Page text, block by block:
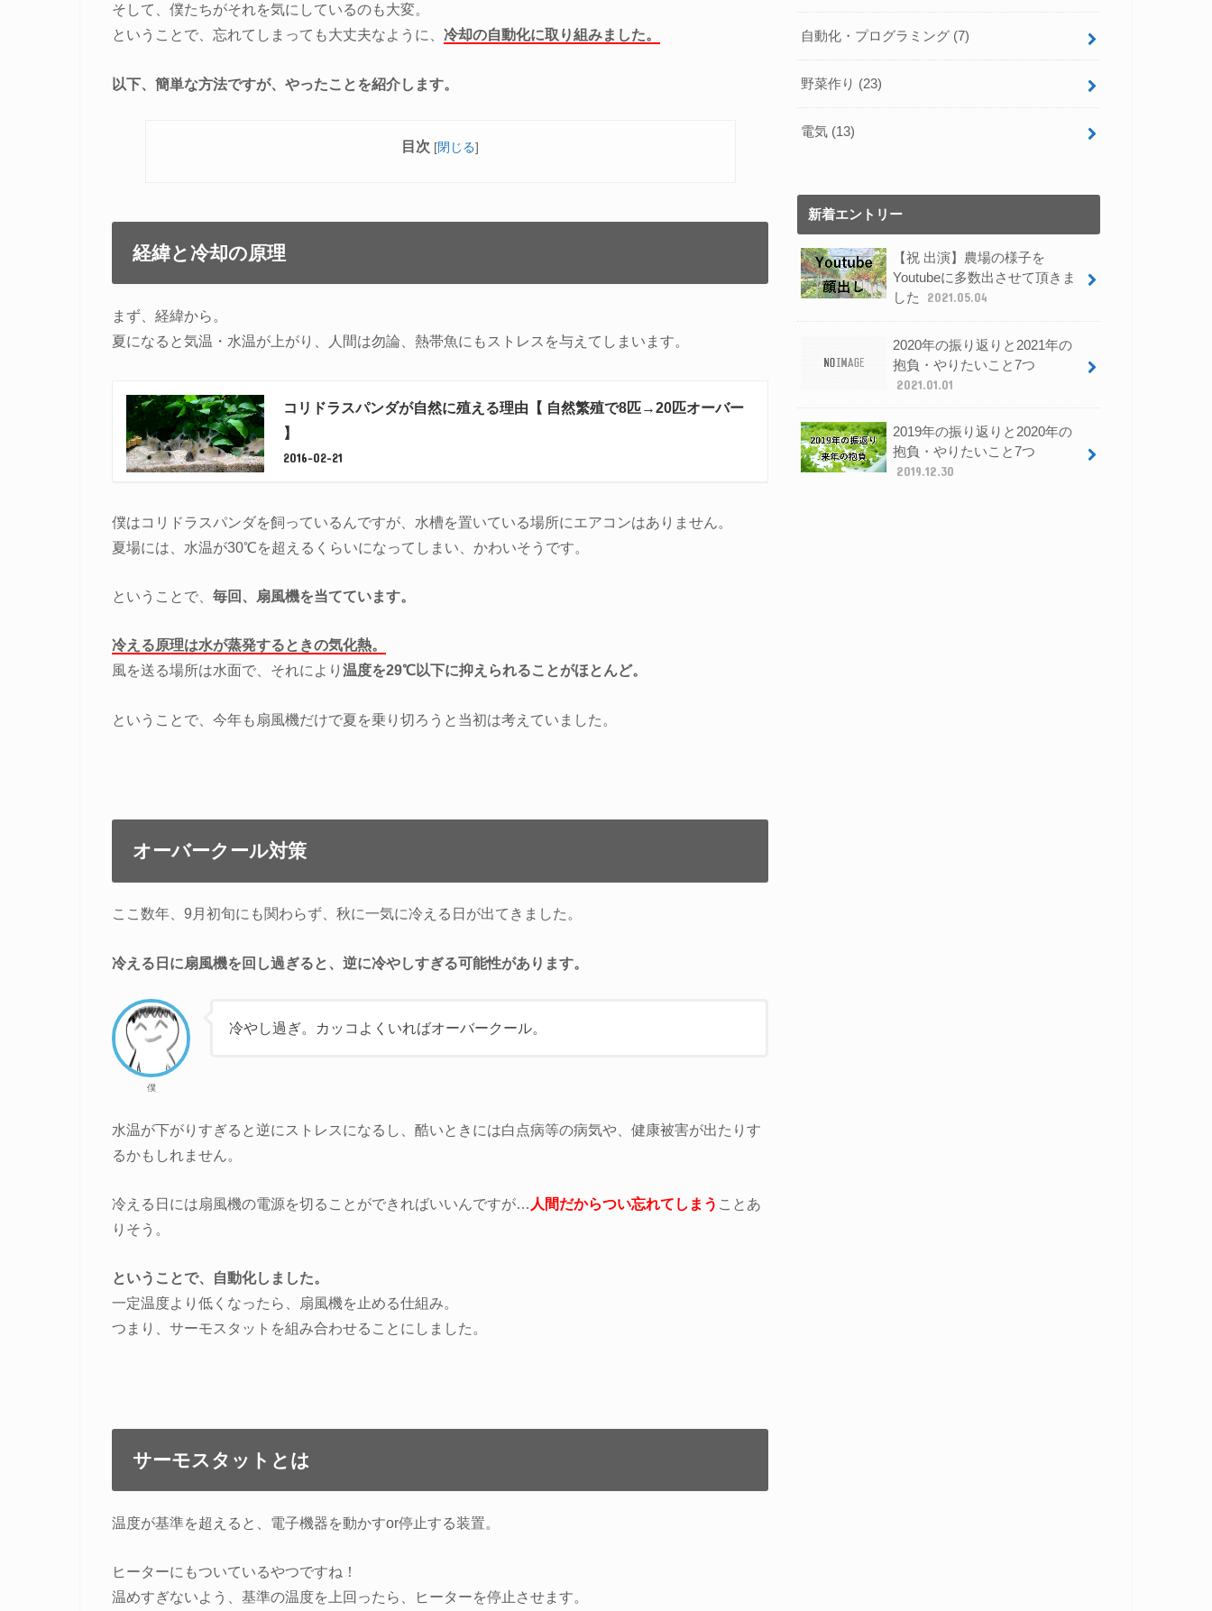
そして、僕たちがそれを気にしているのも大変。
ということで、忘れてしまっても大丈夫なように、 冷却の自動化に取り組みました。
以下、簡単な方法ですが、やったことを紹介します。
目次 [閉じる]
経緯と冷却の原理
まず、経緯から。
夏になると気温・水温が上がり、人間は勿論、熱帯魚にもストレスを与えてしまいます。
コリドラスパンダが自然に殖える理由【 自然繁殖で8匹→20匹オーバー
】
2016-02-21
僕はコリドラスパンダを飼っているんですが、水槽を置いている場所にエアコンはありません。
夏場には、水温が30℃を超えるくらいになってしまい、かわいそうです。
ということで、 毎回、扇風機を当てています。
冷える原理は水が蒸発するときの気化熱。
風を送る場所は水面で、それにより 温度を29℃以下に抑えられることがほとんど。
ということで、今年も扇風機だけで夏を乗り切ろうと当初は考えていました。
オーバークール対策
ここ数年、9月初旬にも関わらず、秋に一気に冷える日が出てきました。
冷える日に扇風機を回し過ぎると、逆に冷やしすぎる可能性があります。
僕
冷やし過ぎ。カッコよくいればオーバークール。
水温が下がりすぎると逆にストレスになるし、酷いときには白点病等の病気や、健康被害が出たりす
るかもしれません。
冷える日には扇風機の電源を切ることができればいいんですが… 人間だからつい忘れてしまう ことあ
りそう。
ということで、自動化しました。
一定温度より低くなったら、扇風機を止める仕組み。
つまり、サーモスタットを組み合わせることにしました。
サーモスタットとは
温度が基準を超えると、電子機器を動かすor停止する装置。
ヒーターにもついているやつですね！
温めすぎないよう、基準の温度を上回ったら、ヒーターを停止させます。
自動化・プログラミング (7)
野菜作り (23)
電気 (13)
新着エントリー
【祝 出演】農場の様子を
Youtubeに多数出させて頂きま
した
2021.05.04
2020年の振り返りと2021年の
抱負・やりたいこと7つ
2021.01.01
2019年の振り返りと2020年の
抱負・やりたいこと7つ
2019.12.30